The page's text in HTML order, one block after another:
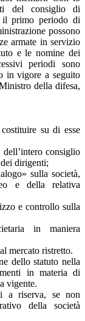
del consiglio di
il primo periodo di
possono
armate in servizio
e le nomine dei
periodi sono
in vigore a seguito
della difesa,
su di esse
consiglio
dirigenti;
sulla società,
e della relativa
e controllo sulla
in maniera
mercato ristretto.
dello statuto nella
in materia di
vigente.
a riserva, se non
della società